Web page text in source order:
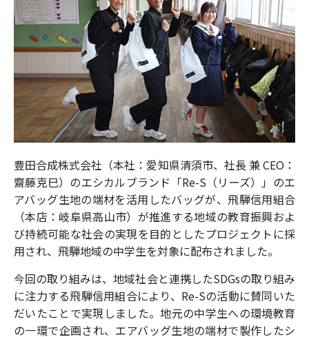
豊田合成株式会社（本社：愛知県清須市、社長 兼 CEO：
齋藤克巳）のエシカルブランド「Re-S（リーズ）」のエ
アバッグ生地の端材を活用したバッグが、飛騨信用組合
（本店：岐阜県高山市）が推進する地域の教育振興およ
び持続可能な社会の実現を目的としたプロジェクトに採
用され、飛騨地域の中学生を対象に配布されました。
今回の取り組みは、地域社会と連携したSDGsの取り組み
に注力する飛騨信用組合により、Re-Sの活動に賛同いた
だいたことで実現しました。地元の中学生への環境教育
の一環で企画され、エアバッグ生地の端材で製作したシ